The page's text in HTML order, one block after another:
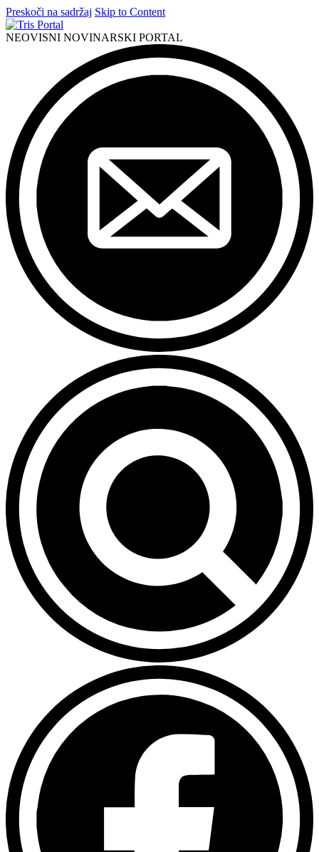
Preskoči na sadržaj Skip to Content
NEOVISNI NOVINARSKI PORTAL